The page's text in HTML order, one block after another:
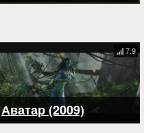
Аватар (2009)
7.9